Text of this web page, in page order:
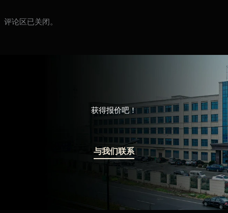
评论区已关闭。
获得报价吧！
与我们联系